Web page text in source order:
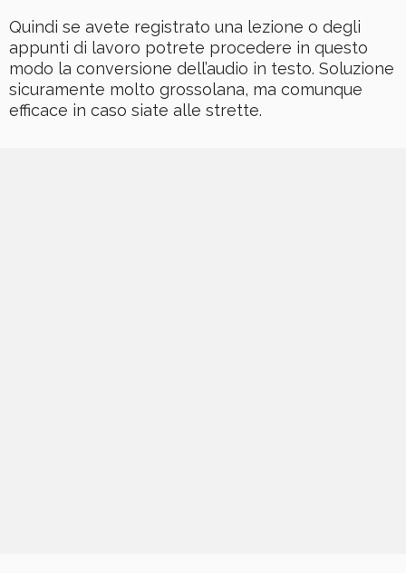
Quindi se avete registrato una lezione o degli
appunti di lavoro potrete procedere in questo
modo la conversione dell’audio in testo. Soluzione
sicuramente molto grossolana, ma comunque
efficace in caso siate alle strette.